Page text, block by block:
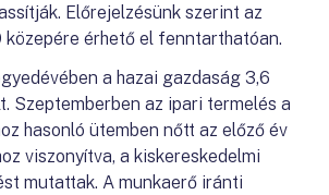
Előrejelzésünk szerint az
érhető el fenntarthatóan.
a hazai gazdaság 3,6
Szeptemberben az ipari termelés a
hasonló ütemben nőtt az előző év
viszonyítva, a kiskereskedelmi
mutattak. A munkaerő iránti